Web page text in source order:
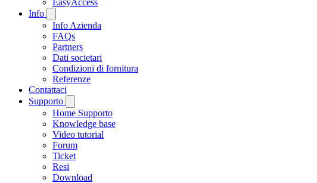
EasyAccess
Info
Info Azienda
FAQs
Partners
Dati societari
Condizioni di fornitura
Referenze
Contattaci
Supporto
Home Supporto
Knowledge base
Video tutorial
Forum
Ticket
Resi
Download